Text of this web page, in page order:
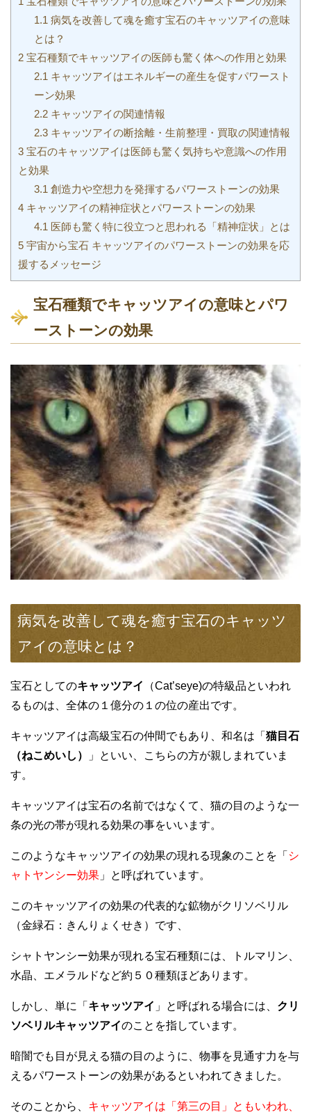
1.1 病気を改善して魂を癒す宝石のキャッツアイの意味
とは？
2 宝石種類でキャッツアイの医師も驚く体への作用と効果
2.1 キャッツアイはエネルギーの産生を促すパワースト
ーン効果
2.2キャッツアイの関連情報
2.3キャッツアイの断捨離・生前整理・買取の関連情報
3 宝石のキャッツアイは医師も驚く気持ちや意識への作用
と効果
3.1 創造力や空想力を発揮するパワーストーンの効果
4 キャッツアイの精神症状とパワーストーンの効果
4.1 医師も驚く特に役立つと思われる「精神症状」とは
5 宇宙から宝石 キャッツアイのパワーストーンの効果を応
援するメッセージ
宝石種類でキャッツアイの意味とパワ
ーストーンの効果
病気を改善して魂を癒す宝石のキャッツ
アイの意味とは？
宝石としてのキャッツアイ
（Cat’seye)の特級品といわれ
るものは、全体の１億分の１の位の産出です。
キャッツアイは高級宝石の仲間でもあり、和名は「 猫目石
（ねこめいし）
」といい、こちらの方が親しまれていま
す。
キャッツアイは宝石の名前ではなくて、猫の目のような一
条の光の帯が現れる効果の事をいいます。
このようなキャッツアイの効果の現れる現象のことを「 シ
ャトヤンシー効果 」と呼ばれています。
このキャッツアイの効果の代表的な鉱物がクリソベリル
（金緑石：きんりょくせき）です、
シャトヤンシー効果が現れる宝石種類には、トルマリン、
水晶、エメラルドなど約５０種類ほどあります。
しかし、単に「 キャッツアイ 」と呼ばれる場合には、 クリ
ソベリルキャッツアイのことを指しています。
暗闇でも目が見える猫の目のように、物事を見通す力を与
えるパワーストーンの効果があるといわれてきました。
そのことから、 キャッツアイは「第三の目」ともいわれ、